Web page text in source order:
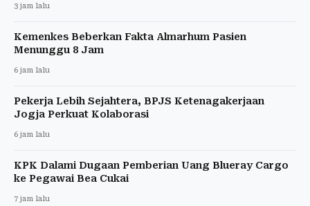
3 jam lalu
Kemenkes Beberkan Fakta Almarhum Pasien
Menunggu 8 Jam
6 jam lalu
Pekerja Lebih Sejahtera, BPJS Ketenagakerjaan
Jogja Perkuat Kolaborasi
6 jam lalu
KPK Dalami Dugaan Pemberian Uang Blueray Cargo
ke Pegawai Bea Cukai
7 jam lalu